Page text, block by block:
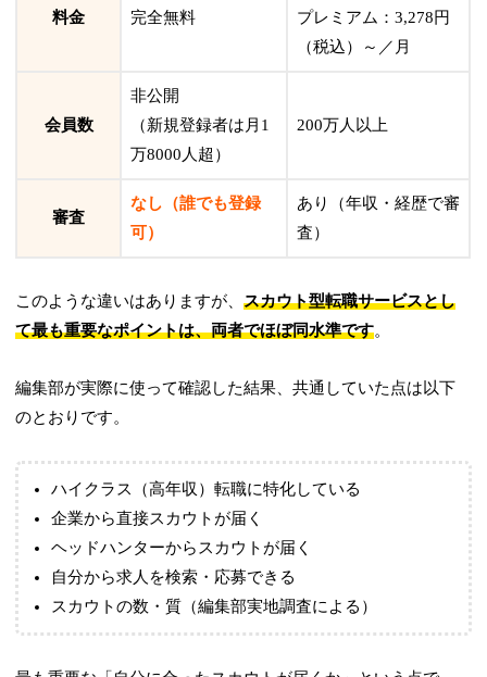
料金 完全無料
プレミアム：3,278円
（税込）～／月
会員数
非公開
（新規登録者は月1
万8000人超）
200万人以上
審査
なし（誰でも登録
可）
あり（年収・経歴で審
査）
このような違いはありますが、スカウト型転職サービスとし
て最も重要なポイントは、両者でほぼ同水準です。
編集部が実際に使って確認した結果、共通していた点は以下
のとおりです。
ハイクラス（高年収）転職に特化している
企業から直接スカウトが届く
ヘッドハンターからスカウトが届く
自分から求人を検索・応募できる
スカウトの数・質（編集部実地調査による）